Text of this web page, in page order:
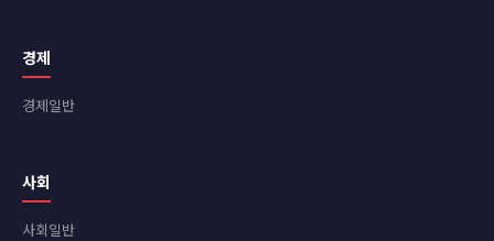
경제
경제일반
사회
사회일반